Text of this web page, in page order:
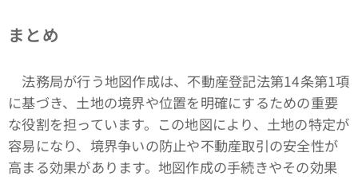
まとめ
法務局が行う地図作成は、不動産登記法第14条第1項
に基づき、土地の境界や位置を明確にするための重要
な役割を担っています。この地図により、土地の特定が
容易になり、境界争いの防止や不動産取引の安全性が
高まる効果があります。地図作成の手続きやその効果